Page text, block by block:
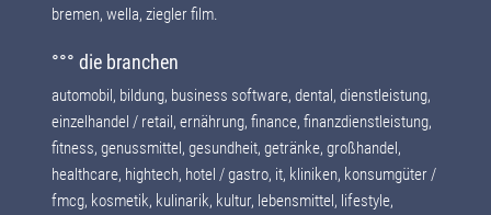
bremen, wella, ziegler film.
°°° die branchen
automobil, bildung, business software, dental, dienstleistung,
einzelhandel / retail, ernährung, finance, finanzdienstleistung,
fitness, genussmittel, gesundheit, getränke, großhandel,
healthcare, hightech, hotel / gastro, it, kliniken, konsumgüter /
fmcg, kosmetik, kulinarik, kultur, lebensmittel, lifestyle,